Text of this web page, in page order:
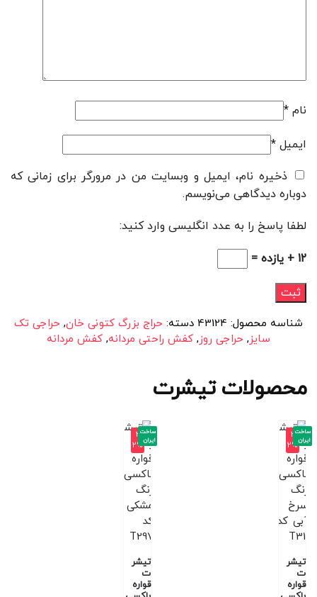
نام *
ایمیل *
ذخیره نام، ایمیل و وبسایت من در مرورگر برای زمانی که
دوباره دیدگاهی می‌نویسم.
لطفا پاسخ را به عدد انگلیسی وارد کنید:
12 + یازده =
شناسه محصول: 43124 دسته: حراج بزرگ کتونی خان, حراجی تک
سایز, حراجی روز, کفش راحتی مردانه, کفش مردانه
محصولات تیشرت
-3
2%
تیشر
ت
قواره
ساخت
ایران
-3
2%
تیشر
ت
قواره
ساخت
ایران